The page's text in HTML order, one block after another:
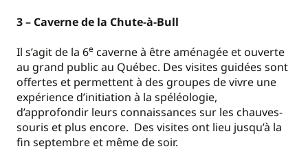
3 – Caverne de la Chute-à-Bull
Il s’agit de la 6e caverne à être aménagée et ouverte
au grand public au Québec. Des visites guidées sont
offertes et permettent à des groupes de vivre une
expérience d’initiation à la spéléologie,
d’approfondir leurs connaissances sur les chauves-
souris et plus encore. Des visites ont lieu jusqu’à la
fin septembre et même de soir.